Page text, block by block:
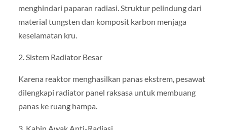
menghindari paparan radiasi. Struktur pelindung dari
material tungsten dan komposit karbon menjaga
keselamatan kru.
2. Sistem Radiator Besar
Karena reaktor menghasilkan panas ekstrem, pesawat
dilengkapi radiator panel raksasa untuk membuang
panas ke ruang hampa.
3. Kabin Awak Anti-Radiasi